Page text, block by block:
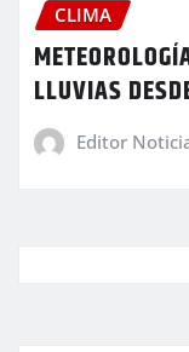
CLIMA
LLUVIAS
Editor